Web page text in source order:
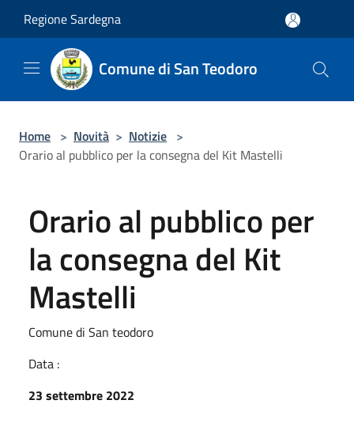
Regione Sardegna
Comune di San Teodoro
Home > Novità > Notizie >
Orario al pubblico per la consegna del Kit Mastelli
Orario al pubblico per
la consegna del Kit
Mastelli
Comune di San teodoro
Data :
23 settembre 2022